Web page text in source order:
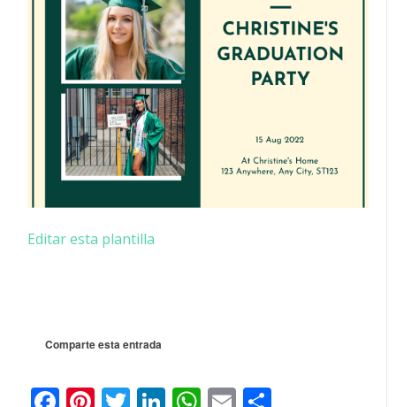
Editar esta plantilla
Comparte esta entrada